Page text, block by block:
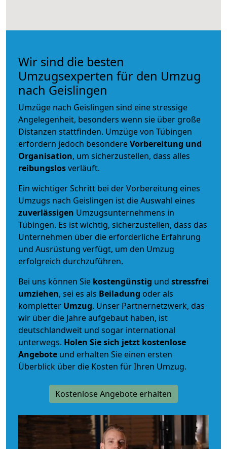
Wir sind die besten
Umzugsexperten für den Umzug
nach Geislingen
Umzüge nach Geislingen sind eine stressige
Angelegenheit, besonders wenn sie über große
Distanzen stattfinden. Umzüge von Tübingen
erfordern jedoch besondereVorbereitung und
Organisation, um sicherzustellen, dass alles
reibungslosverläuft.
Ein wichtiger Schritt bei der Vorbereitung eines
Umzugs nach Geislingen ist die Auswahl eines
zuverlässigen Umzugsunternehmens in
Tübingen. Es ist wichtig, sicherzustellen, dass das
Unternehmen über die erforderliche Erfahrung
und Ausrüstung verfügt, um den Umzug
erfolgreich durchzuführen.
Bei uns können Sie kostengünstig und stressfrei
umziehen, sei es als Beiladung oder als
kompletter Umzug. Unser Partnernetzwerk, das
wir über die Jahre aufgebaut haben, ist
deutschlandweit und sogar international
unterwegs. Holen Sie sich jetzt kostenlose
Angebote und erhalten Sie einen ersten
Überblick über die Kosten für Ihren Umzug.
Kostenlose Angebote erhalten